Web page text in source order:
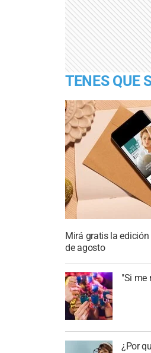
TENES QUE
Mirá gratis la
de agosto
"Si me
¿Por